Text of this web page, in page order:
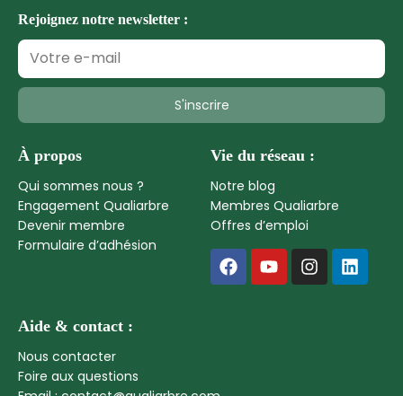
Rejoignez notre newsletter :
S'inscrire
À propos
Qui sommes nous ?
Engagement Qualiarbre
Devenir membre
Formulaire d’adhésion
Vie du réseau :
Notre blog
Membres Qualiarbre
Offres d’emploi
Aide & contact :
Nous contacter
Foire aux questions